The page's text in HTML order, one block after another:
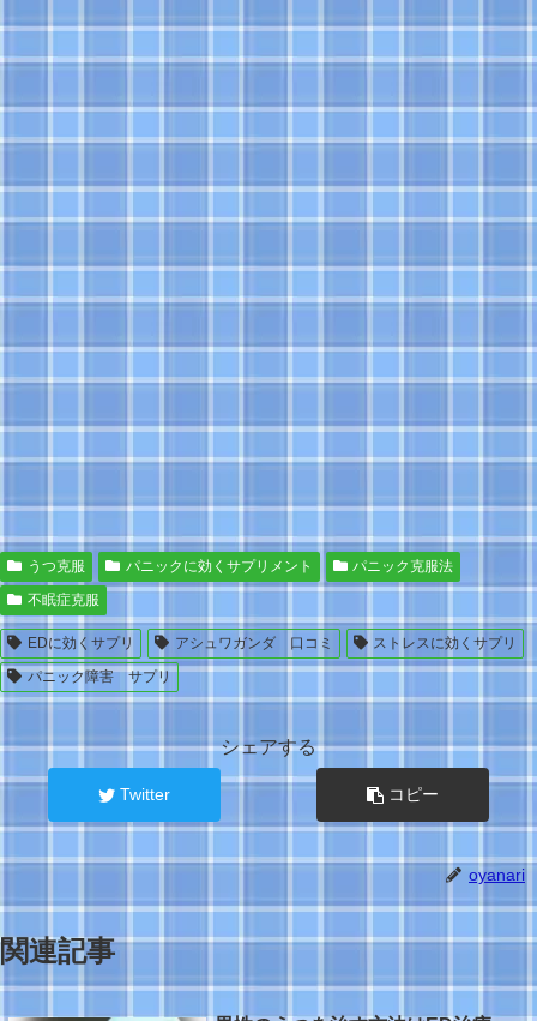
うつ克服 パニックに効くサプリメント
パニック克服法
不眠症克服
EDに効くサプリ アシュワガンダ 口コミ
ストレスに効くサプリ
パニック障害 サプリ
シェアする
Twitter コピー
oyanari
関連記事